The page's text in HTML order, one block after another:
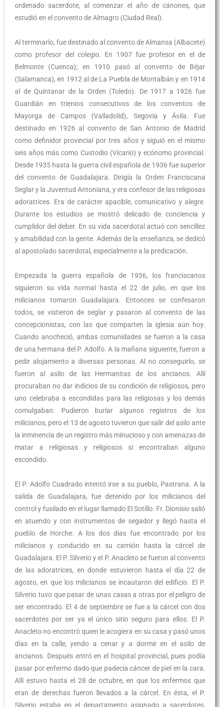
ordenado sacerdote, al comenzar el año de cánones, que
estudió en el convento de Almagro (Ciudad Real).
Al terminarlo, fue destinado al convento de Almansa (Albacete)
como profesor del colegio. En 1907 fue profesor en el de
Belmonte (Cuenca); en 1910 pasó al convento de Béjar
(Salamanca), en 1912 al de La Puebla de Montalbán y en 1914
al de Quintanar de la Orden (Toledo). De 1917 a 1926 fue
Guardián en trienios consecutivos de los conventos de
Mayorga de Campos (Valladolid), Segovia y Ávila. Fue
destinado en 1926 al convento de San Antonio de Madrid
como definidor provincial por tres años y siguió en el mismo
seis años más como Custodio (Vicario) y ecónomo provincial.
Desde 1935 hasta la guerra civil española de 1936 fue superior
del convento de Guadalajara. Dirigía la Orden Franciscana
Seglar y la Juventud Antoniana, y era confesor de las religiosas
adoratrices. Era de carácter apacible, comunicativo y alegre.
Durante los estudios se mostró delicado de conciencia y
cumplidor del deber. En su vida sacerdotal actuó con sencillez
y amabilidad con la gente. Además de la enseñanza, se dedicó
al apostolado sacerdotal, especialmente a la predicación.
Empezada la guerra española de 1936, los franciscanos
siguieron su vida normal hasta el 22 de julio, en que los
milicianos tomaron Guadalajara. Entonces se confesaron
todos, se vistieron de seglar y pasaron al convento de las
concepcionistas, con las que comparten la iglesia aún hoy.
Cuando anocheció, ambas comunidades se fueron a la casa
de una hermana del P. Adolfo. A la mañana siguiente, fueron a
pedir alojamiento a diversas personas. Al no conseguirlo, se
fueron al asilo de las Hermanitas de los ancianos. Allí
procuraban no dar indicios de su condición de religiosos, pero
uno celebraba a escondidas para las religiosas y los demás
comulgaban. Pudieron burlar algunos registros de los
milicianos, pero el 13 de agosto tuvieron que salir del asilo ante
la inminencia de un registro más minucioso y con amenazas de
matar a religiosas y religiosos si encontraban alguno
escondido.
El P. Adolfo Cuadrado intentó irse a su pueblo, Pastrana. A la
salida de Guadalajara, fue detenido por los milicianos del
control y fusilado en el lugar llamado El Sotillo. Fr. Dionisio salió
en atuendo y con instrumentos de segador y llegó hasta el
pueblo de Horche. A los dos días fue encontrado por los
milicianos y conducido en su camión hasta la cárcel de
Guadalajara. El P. Silverio y el P. Anacleto se fueron al convento
de las adoratrices, en donde estuvieron hasta el día 22 de
agosto, en que los milicianos se incautaron del edificio. El P.
Silverio tuvo que pasar de unas casas a otras por el peligro de
ser encontrado. El 4 de septiembre se fue a la cárcel con dos
sacerdotes por ser ya el único sitio seguro para ellos. El P.
Anacleto no encontró quien le acogiera en su casa y pasó unos
días en la calle, yendo a cenar y a dormir en el asilo de
ancianos. Después entró en el hospital provincial, pues podía
pasar por enfermo dado que padecía cáncer de piel en la cara.
Allí estuvo hasta el 28 de octubre, en que los enfermos que
eran de derechas fueron llevados a la cárcel. En ésta, el P.
Silverio estaba en el departamento asignado a sacerdotes,